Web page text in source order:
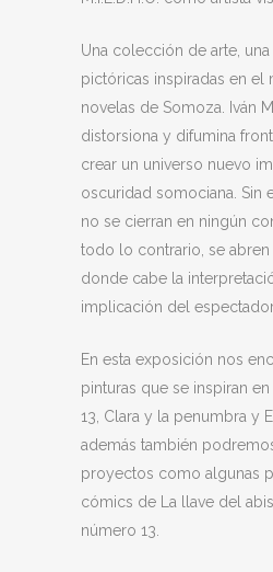
Una colección de arte,
pictóricas inspiradas en el
novelas de Somoza. Iván
distorsiona y difumina
crear un universo nuevo
oscuridad somociana. Sin
no se cierran en ningún
todo lo contrario, se
donde cabe la
implicación del
En esta exposición nos
pinturas que se inspiran
13, Clara y la penumbra y
además también
proyectos como algunas
cómics de La llave del
número 13.